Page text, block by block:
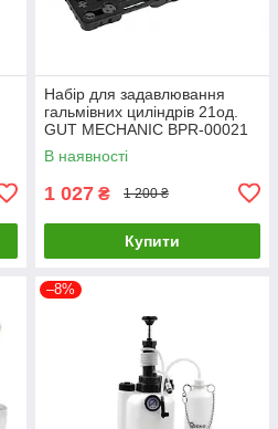
Набір для задавлювання
гальмівних циліндрів 21од.
GUT MECHANIC BPR-00021
LuxPrice
В наявності
1 027 ₴ 1 200 ₴
Купити
–8%